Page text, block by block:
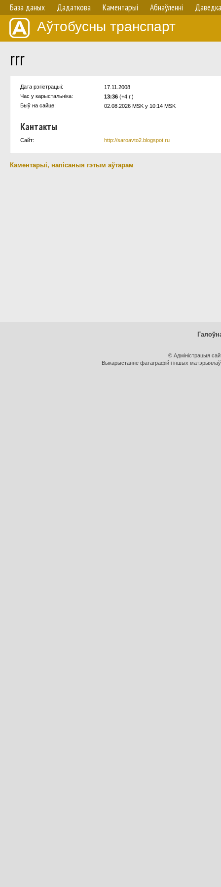
База даных Дадаткова Каментарыі Абнаўленнi Даведка
Аўтобусны транспарт
rrr
Дата рэгістрацыі:
17.11.2008
Час у карыстальнiка:
13:36 (+4 г.)
Быў на сайце:
02.08.2026 MSK у 10:14 MSK
Кантакты
Сайт: http://saroavto2.blogspot.ru
Каментарыі, напісаныя гэтым аўтарам
© Адміністрацыя
Выкарыстанне фатаграфій і іншых